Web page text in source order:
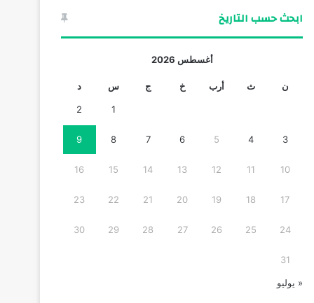
ابحث حسب التاريخ
أغسطس 2026
ن ث أرب خ ج س د
1
2
3
4
5
6
7
8
9
10
11
12
13
14
15
16
17
18
19
20
21
22
23
24
25
26
27
28
29
30
31
« يوليو